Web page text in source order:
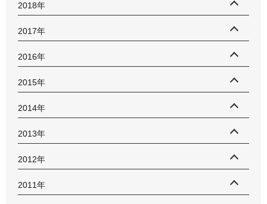
2018年
2017年
2016年
2015年
2014年
2013年
2012年
2011年